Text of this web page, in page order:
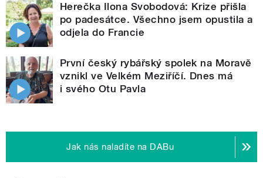
Herečka Ilona Svobodová: Krize přišla
po padesátce. Všechno jsem opustila a
odjela do Francie
První český rybářský spolek na Moravě
vznikl ve Velkém Meziříčí. Dnes má
i svého Otu Pavla
Jak nás naladíte na DABu